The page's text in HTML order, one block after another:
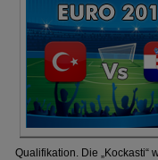
Qualifikation. Die „Kockasti“